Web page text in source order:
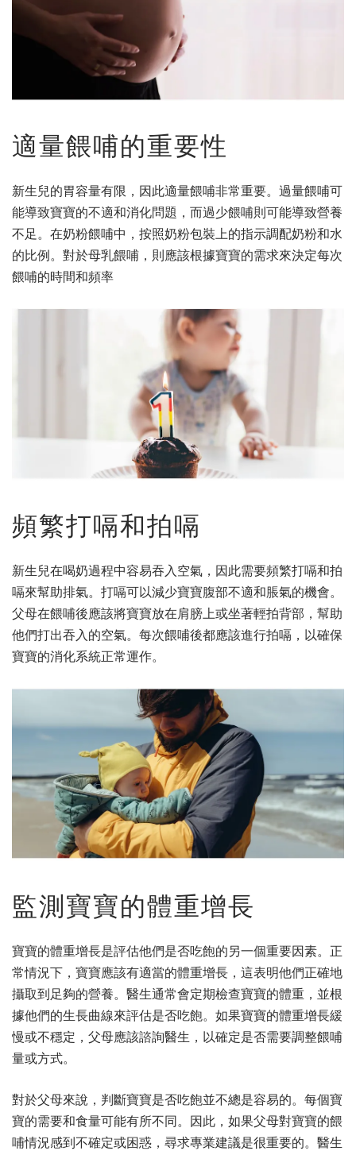
適量餵哺的重要性
新生兒的胃容量有限，因此適量餵哺非常重要。過量餵哺可
能導致寶寶的不適和消化問題，而過少餵哺則可能導致營養
不足。在奶粉餵哺中，按照奶粉包裝上的指示調配奶粉和水
的比例。對於母乳餵哺，則應該根據寶寶的需求來決定每次
餵哺的時間和頻率
頻繁打嗝和拍嗝
新生兒在喝奶過程中容易吞入空氣，因此需要頻繁打嗝和拍
嗝來幫助排氣。打嗝可以減少寶寶腹部不適和脹氣的機會。
父母在餵哺後應該將寶寶放在肩膀上或坐著輕拍背部，幫助
他們打出吞入的空氣。每次餵哺後都應該進行拍嗝，以確保
寶寶的消化系統正常運作。
監測寶寶的體重增長
寶寶的體重增長是評估他們是否吃飽的另一個重要因素。正
常情況下，寶寶應該有適當的體重增長，這表明他們正確地
攝取到足夠的營養。醫生通常會定期檢查寶寶的體重，並根
據他們的生長曲線來評估是否吃飽。如果寶寶的體重增長緩
慢或不穩定，父母應該諮詢醫生，以確定是否需要調整餵哺
量或方式。
對於父母來說，判斷寶寶是否吃飽並不總是容易的。每個寶
寶的需要和食量可能有所不同。因此，如果父母對寶寶的餵
哺情況感到不確定或困惑，尋求專業建議是很重要的。醫生